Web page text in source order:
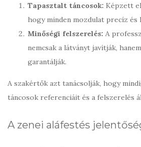
Tapasztalt táncosok: Képzett
hogy minden mozdulat precíz és
Minőségi felszerelés: A
nemcsak a látványt javítják,
garantálják.
A szakértők azt tanácsolják, hogy
táncosok referenciáit és a felszerelés
A zenei aláfestés